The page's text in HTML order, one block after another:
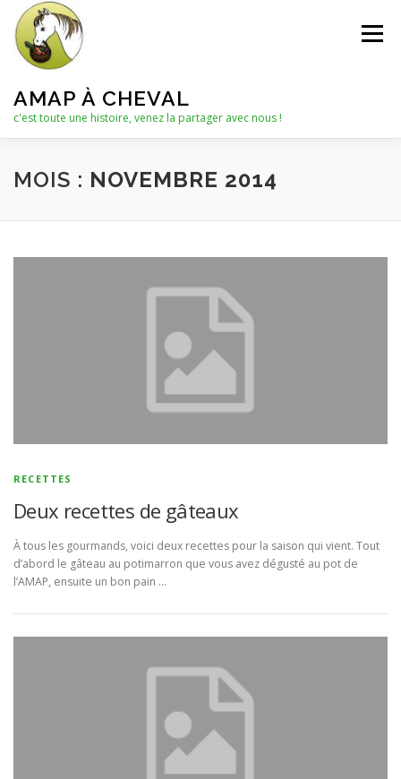
contenu
AMAP À CHEVAL
c'est toute une histoire, venez la partager avec nous !
Menu
QUI SOMMES-NOUS ?
NOTRE PARTENAIRE
LES AUTRES PRODUITS
MOIS : NOVEMBRE 2014
RECETTES
Deux recettes de gâteaux
À tous les gourmands, voici deux recettes pour la saison qui vient. Tout
d’abord le gâteau au potimarron que vous avez dégusté au pot de
l’AMAP, ensuite un bon pain …